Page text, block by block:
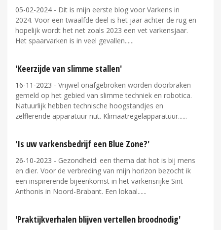
05-02-2024 - Dit is mijn eerste blog voor Varkens in
2024. Voor een twaalfde deel is het jaar achter de rug en
hopelijk wordt het net zoals 2023 een vet varkensjaar.
Het spaarvarken is in veel gevallen...
'Keerzijde van slimme stallen'
16-11-2023 - Vrijwel onafgebroken worden doorbraken
gemeld op het gebied van slimme techniek en robotica.
Natuurlijk hebben technische hoogstandjes en
zelflerende apparatuur nut. Klimaatregelapparatuur...
'Is uw varkensbedrijf een Blue Zone?'
26-10-2023 - Gezondheid: een thema dat hot is bij mens
en dier. Voor de verbreding van mijn horizon bezocht ik
een inspirerende bijeenkomst in het varkensrijke Sint
Anthonis in Noord-Brabant. Een lokaal...
'Praktijkverhalen blijven vertellen broodnodig'